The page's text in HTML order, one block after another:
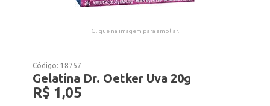
Clique na imagem para ampliar.
Código: 18757
Gelatina Dr. Oetker Uva 20g
R$ 1,05